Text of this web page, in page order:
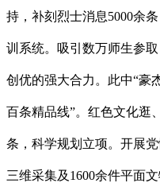
持，补刻烈士消息5000余
训系统。吸引数万师生参
创优的强大合力。此中“豪
百条精品线”。红色文化逛
条，科学规划立项。开展
三维采集及1600余件平面